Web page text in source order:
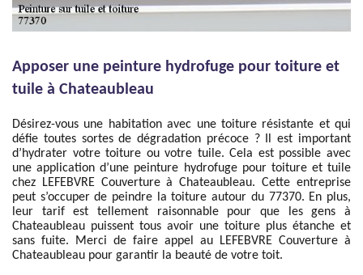
Apposer une peinture hydrofuge pour toiture et
tuile à Chateaubleau
Désirez-vous une habitation avec une toiture résistante et qui
défie toutes sortes de dégradation précoce ? Il est important
d’hydrater votre toiture ou votre tuile. Cela est possible avec
une application d’une peinture hydrofuge pour toiture et tuile
chez LEFEBVRE Couverture à Chateaubleau. Cette entreprise
peut s’occuper de peindre la toiture autour du 77370. En plus,
leur tarif est tellement raisonnable pour que les gens à
Chateaubleau puissent tous avoir une toiture plus étanche et
sans fuite. Merci de faire appel au LEFEBVRE Couverture à
Chateaubleau pour garantir la beauté de votre toit.